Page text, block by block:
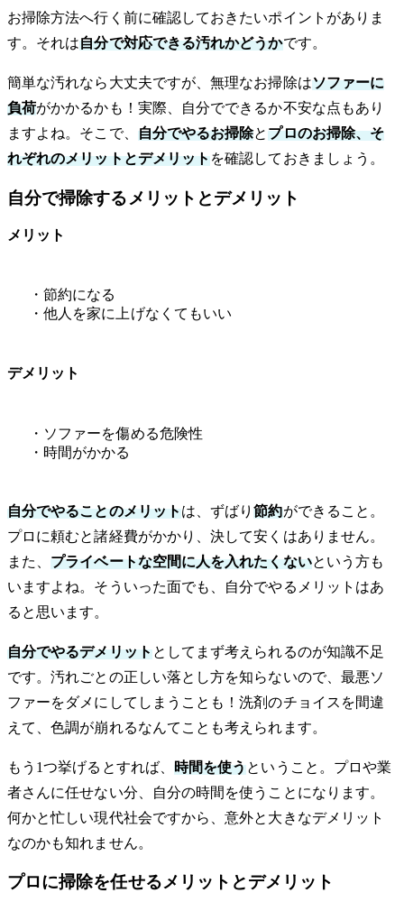
お掃除方法へ行く前に確認しておきたいポイントがありま
す。それは自分で対応できる汚れかどうかです。
簡単な汚れなら大丈夫ですが、無理なお掃除はソファーに
負荷がかかるかも！実際、自分でできるか不安な点もあり
ますよね。そこで、 自分でやるお掃除とプロのお掃除、そ
れぞれのメリットとデメリットを確認しておきましょう。
自分で掃除するメリットとデメリット
メリット
・節約になる
・他人を家に上げなくてもいい
デメリット
・ソファーを傷める危険性
・時間がかかる
自分でやることのメリットは、ずばり節約ができること。
プロに頼むと諸経費がかかり、決して安くはありません。
また、プライベートな空間に人を入れたくないという方も
いますよね。そういった面でも、自分でやるメリットはあ
ると思います。
自分でやるデメリットとしてまず考えられるのが知識不足
です。汚れごとの正しい落とし方を知らないので、最悪ソ
ファーをダメにしてしまうことも！洗剤のチョイスを間違
えて、色調が崩れるなんてことも考えられます。
もう1つ挙げるとすれば、 時間を使うということ。プロや業
者さんに任せない分、自分の時間を使うことになります。
何かと忙しい現代社会ですから、意外と大きなデメリット
なのかも知れません。
プロに掃除を任せるメリットとデメリット